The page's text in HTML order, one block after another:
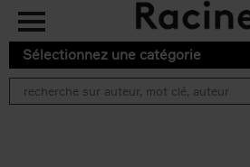
Aller au contenu principal
Sélectionnez une catégorie